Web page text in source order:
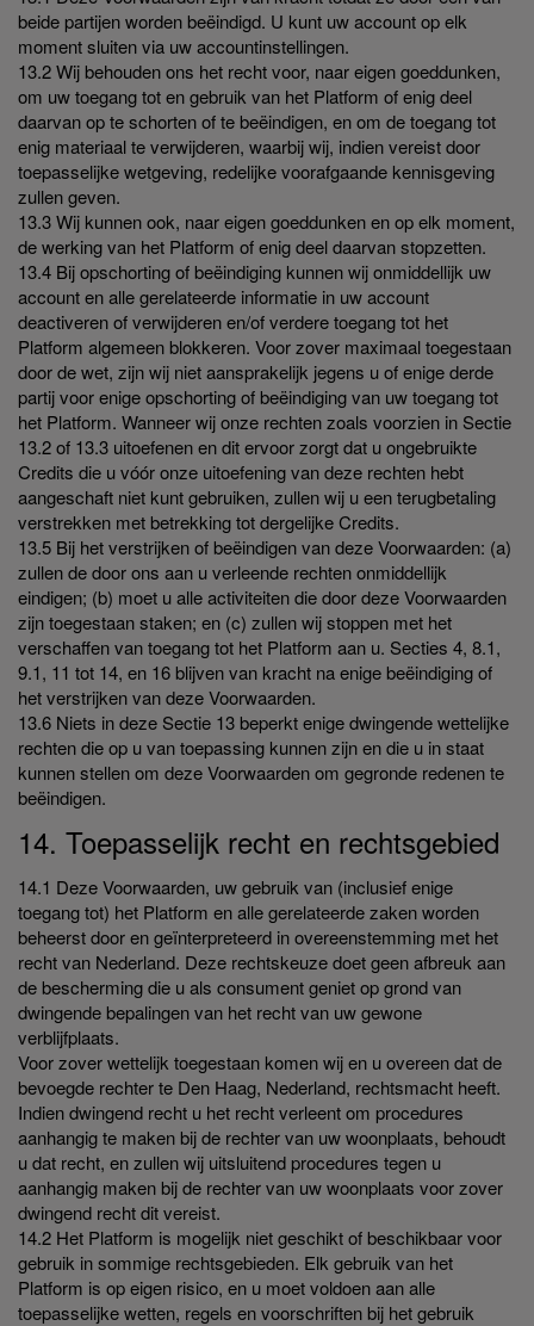
beide partijen worden beëindigd. U kunt uw account op elk
moment sluiten via uw accountinstellingen.
13.2 Wij behouden ons het recht voor, naar eigen goeddunken,
om uw toegang tot en gebruik van het Platform of enig deel
daarvan op te schorten of te beëindigen, en om de toegang tot
enig materiaal te verwijderen, waarbij wij, indien vereist door
toepasselijke wetgeving, redelijke voorafgaande kennisgeving
zullen geven.
13.3 Wij kunnen ook, naar eigen goeddunken en op elk moment,
de werking van het Platform of enig deel daarvan stopzetten.
13.4 Bij opschorting of beëindiging kunnen wij onmiddellijk uw
account en alle gerelateerde informatie in uw account
deactiveren of verwijderen en/of verdere toegang tot het
Platform algemeen blokkeren. Voor zover maximaal toegestaan
door de wet, zijn wij niet aansprakelijk jegens u of enige derde
partij voor enige opschorting of beëindiging van uw toegang tot
het Platform. Wanneer wij onze rechten zoals voorzien in Sectie
13.2 of 13.3 uitoefenen en dit ervoor zorgt dat u ongebruikte
Credits die u vóór onze uitoefening van deze rechten hebt
aangeschaft niet kunt gebruiken, zullen wij u een terugbetaling
verstrekken met betrekking tot dergelijke Credits.
13.5 Bij het verstrijken of beëindigen van deze Voorwaarden: (a)
zullen de door ons aan u verleende rechten onmiddellijk
eindigen; (b) moet u alle activiteiten die door deze Voorwaarden
zijn toegestaan staken; en (c) zullen wij stoppen met het
verschaffen van toegang tot het Platform aan u. Secties 4, 8.1,
9.1, 11 tot 14, en 16 blijven van kracht na enige beëindiging of
het verstrijken van deze Voorwaarden.
13.6 Niets in deze Sectie 13 beperkt enige dwingende wettelijke
rechten die op u van toepassing kunnen zijn en die u in staat
kunnen stellen om deze Voorwaarden om gegronde redenen te
beëindigen.
14. Toepasselijk recht en rechtsgebied
14.1 Deze Voorwaarden, uw gebruik van (inclusief enige
toegang tot) het Platform en alle gerelateerde zaken worden
beheerst door en geïnterpreteerd in overeenstemming met het
recht van Nederland. Deze rechtskeuze doet geen afbreuk aan
de bescherming die u als consument geniet op grond van
dwingende bepalingen van het recht van uw gewone
verblijfplaats.
Voor zover wettelijk toegestaan komen wij en u overeen dat de
bevoegde rechter te Den Haag, Nederland, rechtsmacht heeft.
Indien dwingend recht u het recht verleent om procedures
aanhangig te maken bij de rechter van uw woonplaats, behoudt
u dat recht, en zullen wij uitsluitend procedures tegen u
aanhangig maken bij de rechter van uw woonplaats voor zover
dwingend recht dit vereist.
14.2 Het Platform is mogelijk niet geschikt of beschikbaar voor
gebruik in sommige rechtsgebieden. Elk gebruik van het
Platform is op eigen risico, en u moet voldoen aan alle
toepasselijke wetten, regels en voorschriften bij het gebruik